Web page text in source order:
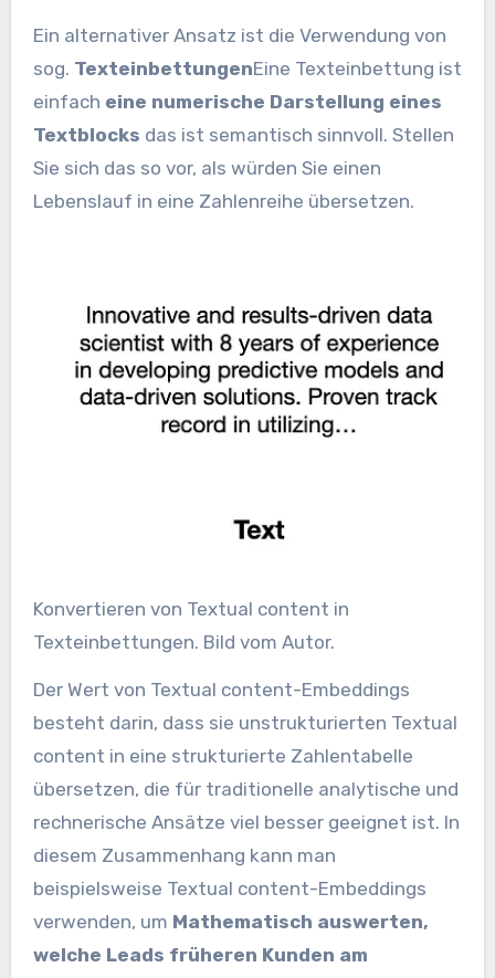
Ein alternativer Ansatz ist die Verwendung von
sog. TexteinbettungenEine Texteinbettung ist
einfach eine numerische Darstellung eines
Textblocks das ist semantisch sinnvoll. Stellen
Sie sich das so vor, als würden Sie einen
Lebenslauf in eine Zahlenreihe übersetzen.
Konvertieren von Textual content in
Texteinbettungen. Bild vom Autor.
Der Wert von Textual content-Embeddings
besteht darin, dass sie unstrukturierten Textual
content in eine strukturierte Zahlentabelle
übersetzen, die für traditionelle analytische und
rechnerische Ansätze viel besser geeignet ist. In
diesem Zusammenhang kann man
beispielsweise Textual content-Embeddings
verwenden, um Mathematisch auswerten,
welche Leads früheren Kunden am